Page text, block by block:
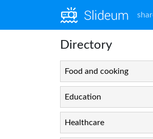
Directory
Food and cooking
Education
Healthcare